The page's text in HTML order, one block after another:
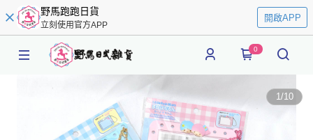
野馬跑跑日貨
立刻使用官方APP
開啟APP
0
1/10